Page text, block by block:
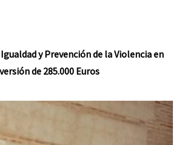
y Prevención de la Violencia en
de 285.000 Euros